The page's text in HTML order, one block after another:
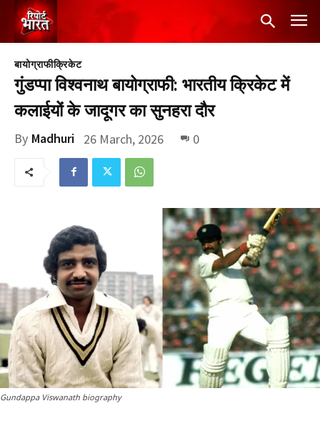
बायोग्राफीक्रिकेट
गुंडप्पा विश्वनाथ बायोग्राफी: भारतीय क्रिकेट में
कलाईयों के जादूगर का सुनहरा दौर
By Madhuri 26 March, 2026 0
Gundappa Viswanath biography